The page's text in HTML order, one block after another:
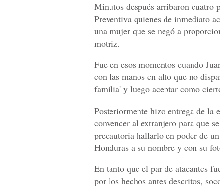
Minutos después arribaron cuatro
Preventiva quienes de inmediato
una mujer que se negó a
motriz.
Fue en esos momentos cuando
con las manos en alto que no
familia' y luego aceptar como
Posteriormente hizo entrega de la
convencer al extranjero para que
precautoria hallarlo en poder de
Honduras a su nombre y con su
En tanto que el par de atacantes
por los hechos antes descritos,